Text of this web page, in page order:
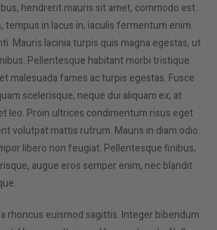
hendrerit mauris sit amet, commodo est.
tempus in lacus in, iaculis fermentum enim.
Mauris lacinia turpis quis magna egestas, ut
Pellentesque habitant morbi tristique
malesuada fames ac turpis egestas. Fusce
scelerisque, neque dui aliquam ex, at
leo. Proin ultrices condimentum risus eget
volutpat mattis rutrum. Mauris in diam odio.
libero non feugiat. Pellentesque finibus,
augue eros semper enim, nec blandit
rhoncus euismod sagittis. Integer bibendum